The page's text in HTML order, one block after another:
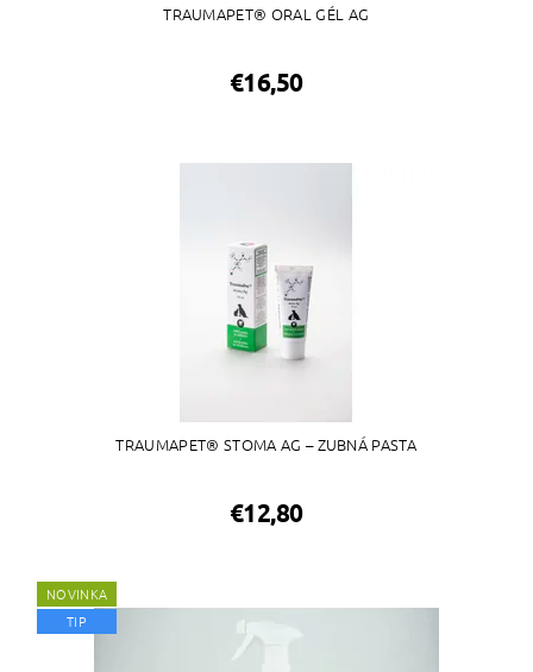
TRAUMAPET® ORAL GÉL AG
€16,50
TRAUMAPET® STOMA AG – ZUBNÁ PASTA
€12,80
NOVINKA
TIP